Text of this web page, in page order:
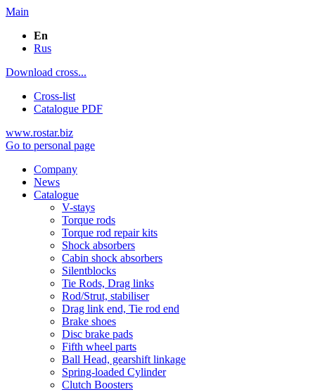
Main
En
Rus
Download cross...
Cross-list
Catalogue PDF
www.rostar.biz
Go to personal page
Company
News
Catalogue
V-stays
Torque rods
Torque rod repair kits
Shock absorbers
Cabin shock absorbers
Silentblocks
Tie Rods, Drag links
Rod/Strut, stabiliser
Drag link end, Tie rod end
Brake shoes
Disc brake pads
Fifth wheel parts
Ball Head, gearshift linkage
Spring-loaded Cylinder
Clutch Boosters